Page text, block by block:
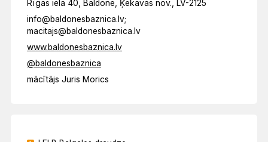
Rīgas iela 40, Baldone, Ķekavas nov., LV-2125
info@baldonesbaznica.lv;
macitajs@baldonesbaznica.lv
www.baldonesbaznica.lv
@baldonesbaznica
mācītājs Juris Morics